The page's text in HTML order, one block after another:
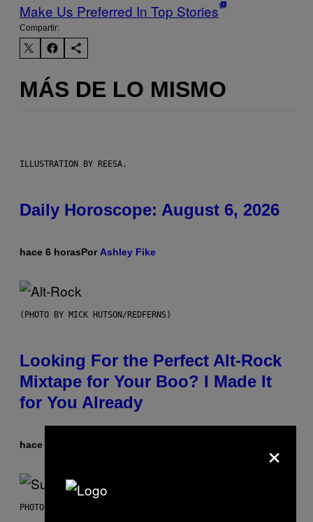
Make Us Preferred In Top Stories
Compartir:
MÁS DE LO MISMO
ILLUSTRATION BY REESA.
Daily Horoscope: August 6, 2026
hace 6 horasPor Ashley Fike
(PHOTO BY MICK HUTSON/REDFERNS)
Looking For the Perfect Alt-Rock
Mixtape for Your Boo? I Made It
for You Already
hace 11 horas
PHOTO BY NIELS VAN IPEREN/GETTY IMAGES
×